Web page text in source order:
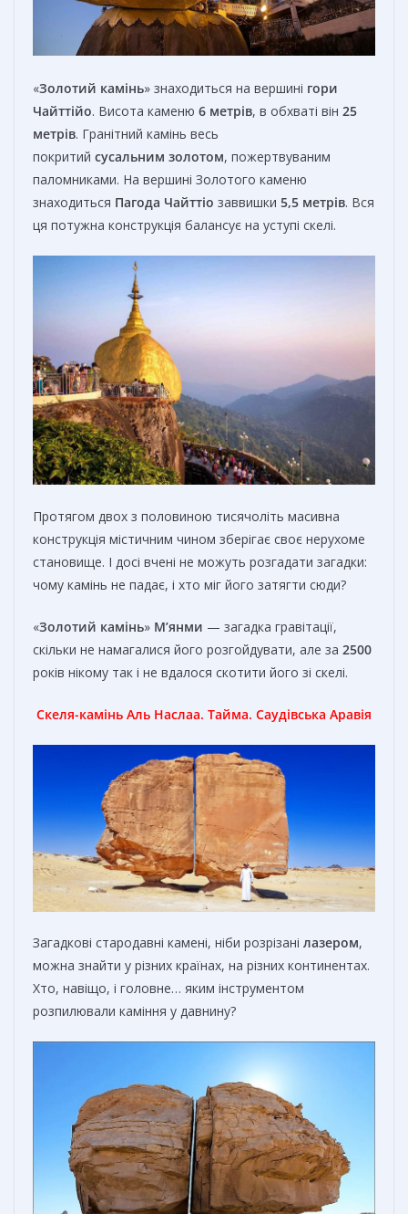
«Золотий камінь» знаходиться на вершині гори
Чайттійо. Висота каменю 6 метрів, в обхваті він 25
метрів. Гранітний камінь весь
покритий сусальним золотом, пожертвуваним
паломниками. На вершині Золотого каменю
знаходиться Пагода Чайттіо заввишки 5,5 метрів. Вся
ця потужна конструкція балансує на уступі скелі.
Протягом двох з половиною тисячоліть масивна
конструкція містичним чином зберігає своє нерухоме
становище. І досі вчені не можуть розгадати загадки:
чому камінь не падає, і хто міг його затягти сюди?
«Золотий камінь» М’янми — загадка гравітації,
скільки не намагалися його розгойдувати, але за 2500
років нікому так і не вдалося скотити його зі скелі.
Скеля-камінь Аль Наслаа. Тайма. Саудівська Аравія
Загадкові стародавні камені, ніби розрізані лазером,
можна знайти у різних країнах, на різних континентах.
Хто, навіщо, і головне… яким інструментом
розпилювали каміння у давнину?